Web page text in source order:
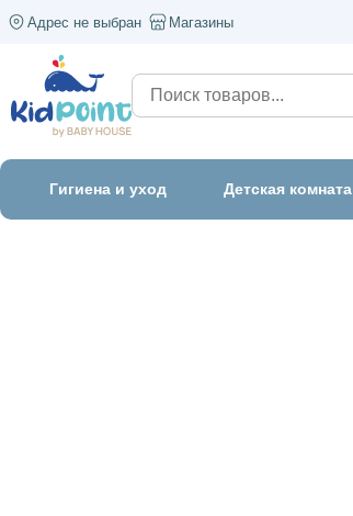
Адрес не выбран Магазины
Гигиена и уход Детская комната